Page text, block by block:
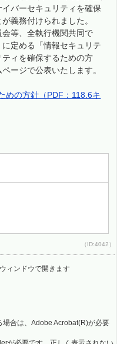
バーセキュリティを確保
義務付けられました。
等、全執行機関共同で
に定める「情報セキュリテ
ィを確保するための方
ージで公表いたします。
めの方針（PDF：118.6キ
（ID:4042）
ィンドウで開きます
合は、Adobe Acrobat(R)が必要